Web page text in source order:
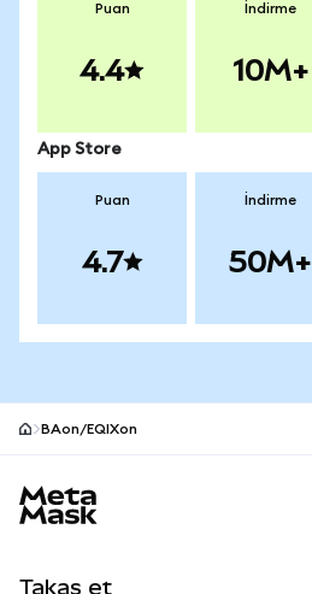
Puan
4.4
İndirme
10M+
App Store
Puan
4.7
İndirme
50M+
BAon/EQIXon
Takas et